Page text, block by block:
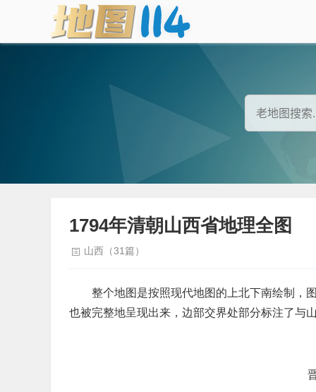
1794年清朝山西省地理全图
山西（31篇）
整个地图是按照现代地图的上北下南绘制，
也被完整地呈现出来，边部交界处部分标注了与